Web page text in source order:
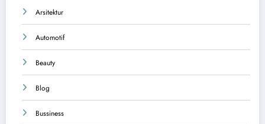
Arsitektur
Automotif
Beauty
Blog
Bussiness